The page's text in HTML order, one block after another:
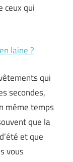
ceux qui
laine ?
qui
secondes,
même temps
que la
et que
vous